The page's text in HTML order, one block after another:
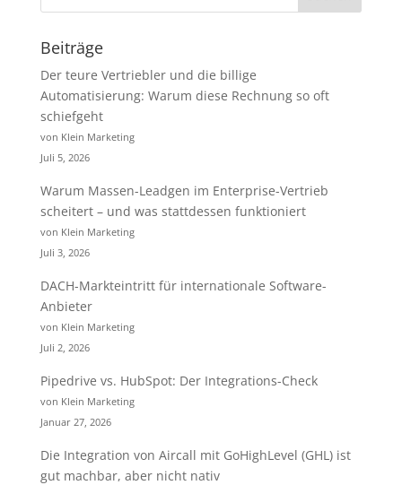
Beiträge
Der teure Vertriebler und die billige
Automatisierung: Warum diese Rechnung so oft
schiefgeht
von Klein Marketing
Juli 5, 2026
Warum Massen-Leadgen im Enterprise-Vertrieb
scheitert – und was stattdessen funktioniert
von Klein Marketing
Juli 3, 2026
DACH-Markteintritt für internationale Software-
Anbieter
von Klein Marketing
Juli 2, 2026
Pipedrive vs. HubSpot: Der Integrations-Check
von Klein Marketing
Januar 27, 2026
Die Integration von Aircall mit GoHighLevel (GHL) ist
gut machbar, aber nicht nativ